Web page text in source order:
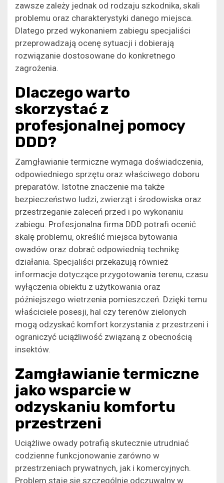
zawsze zależy jednak od rodzaju szkodnika, skali
problemu oraz charakterystyki danego miejsca.
Dlatego przed wykonaniem zabiegu specjaliści
przeprowadzają ocenę sytuacji i dobierają
rozwiązanie dostosowane do konkretnego
zagrożenia.
Dlaczego warto
skorzystać z
profesjonalnej pomocy
DDD?
Zamgławianie termiczne wymaga doświadczenia,
odpowiedniego sprzętu oraz właściwego doboru
preparatów. Istotne znaczenie ma także
bezpieczeństwo ludzi, zwierząt i środowiska oraz
przestrzeganie zaleceń przed i po wykonaniu
zabiegu. Profesjonalna firma DDD potrafi ocenić
skalę problemu, określić miejsca bytowania
owadów oraz dobrać odpowiednią technikę
działania. Specjaliści przekazują również
informacje dotyczące przygotowania terenu, czasu
wyłączenia obiektu z użytkowania oraz
późniejszego wietrzenia pomieszczeń. Dzięki temu
właściciele posesji, hal czy terenów zielonych
mogą odzyskać komfort korzystania z przestrzeni i
ograniczyć uciążliwość związaną z obecnością
insektów.
Zamgławianie termiczne
jako wsparcie w
odzyskaniu komfortu
przestrzeni
Uciążliwe owady potrafią skutecznie utrudniać
codzienne funkcjonowanie zarówno w
przestrzeniach prywatnych, jak i komercyjnych.
Problem staje się szczególnie odczuwalny w